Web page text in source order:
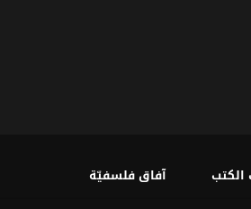
الكتب آفاق فلسفيّة‎